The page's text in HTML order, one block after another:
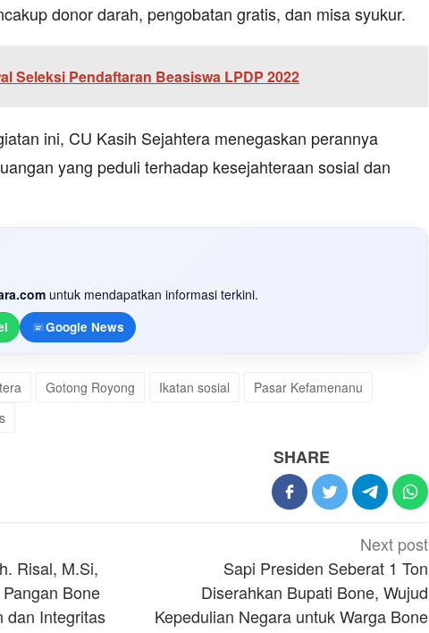
donor darah, pengobatan gratis, dan misa syukur.
Seleksi Pendaftaran Beasiswa LPDP 2022
ini, CU Kasih Sejahtera menegaskan perannya
yang peduli terhadap kesejahteraan sosial dan
untuk mendapatkan informasi terkini.
Google News
Gotong Royong Ikatan sosial
Pasar Kefamenanu
SHARE
Risal, M.Si,
Bone
dan Integritas
Next post
Sapi Presiden Seberat 1 Ton
Diserahkan Bupati Bone, Wujud
Kepedulian Negara untuk Warga Bone